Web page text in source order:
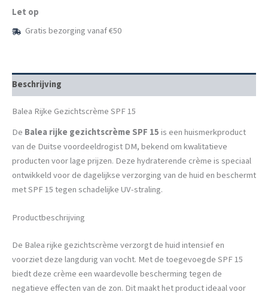
Let op
Gratis bezorging vanaf €50
Beschrijving
Balea Rijke Gezichtscrème SPF 15
De Balea rijke gezichtscrème SPF 15is een huismerkproduct
van de Duitse voordeeldrogist DM, bekend om kwalitatieve
producten voor lage prijzen. Deze hydraterende crème is speciaal
ontwikkeld voor de dagelijkse verzorging van de huid en beschermt
met SPF 15 tegen schadelijke UV-straling.
Productbeschrijving
De Balea rijke gezichtscrème verzorgt de huid intensief en
voorziet deze langdurig van vocht. Met de toegevoegde SPF 15
biedt deze crème een waardevolle bescherming tegen de
negatieve effecten van de zon. Dit maakt het product ideaal voor